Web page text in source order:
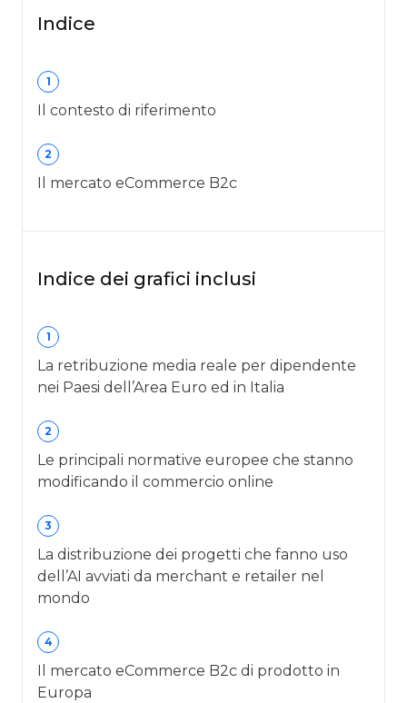
Indice
1
Il contesto di riferimento
2
Il mercato eCommerce B2c
Indice dei grafici inclusi
1
La retribuzione media reale per dipendente
nei Paesi dell’Area Euro ed in Italia
2
Le principali normative europee che stanno
modificando il commercio online
3
La distribuzione dei progetti che fanno uso
dell’AI avviati da merchant e retailer nel
mondo
4
Il mercato eCommerce B2c di prodotto in
Europa